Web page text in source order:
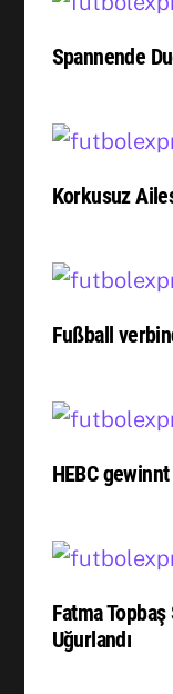
Spannende
Korkusuz
Fußball
HEBC
Fatma
Uğurlandı